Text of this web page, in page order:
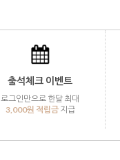
출석체크 이벤트
로그인만으로 한달 최대
3,000원 적립금지급